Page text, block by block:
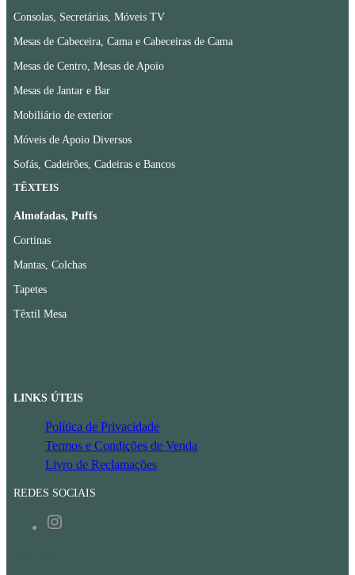
Consolas, Secretárias, Móveis TV
Mesas de Cabeceira, Cama e Cabeceiras de Cama
Mesas de Centro, Mesas de Apoio
Mesas de Jantar e Bar
Mobiliário de exterior
Móveis de Apoio Diversos
Sofás, Cadeirões, Cadeiras e Bancos
TÊXTEIS
Almofadas, Puffs
Cortinas
Mantas, Colchas
Tapetes
Têxtil Mesa
LINKS ÚTEIS
Política de Privacidade
Termos e Condições de Venda
Livro de Reclamações
REDES SOCIAIS